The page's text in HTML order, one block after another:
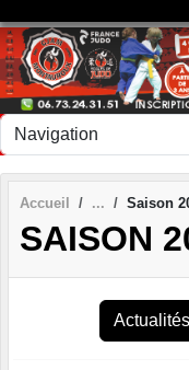
Accueil Saison
SAISON